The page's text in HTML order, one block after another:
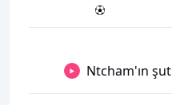
Ntcham'ın